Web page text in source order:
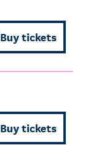
Buy tickets
Buy tickets